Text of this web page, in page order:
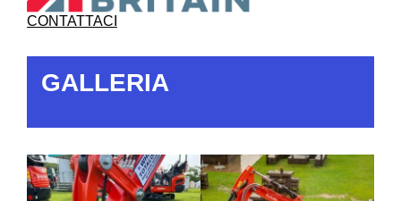
CONTATTACI
GALLERIA